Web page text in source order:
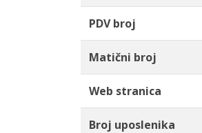
PDV broj
Matični broj
Web stranica
Broj uposlenika